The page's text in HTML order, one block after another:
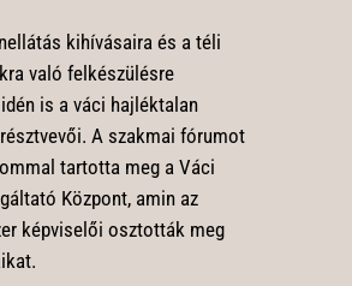
kihívásaira és a téli
való felkészülésre
is a váci hajléktalan
A szakmai fórumot
tartotta meg a Váci
Központ, amin az
képviselői osztották meg